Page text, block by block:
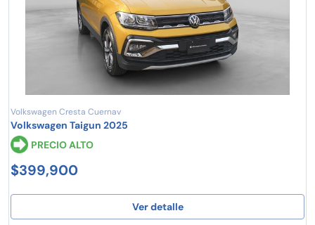
Volkswagen Cresta Cuernav
Volkswagen Taigun 2025
PRECIO ALTO
$399,900
Ver detalle